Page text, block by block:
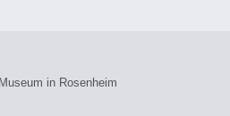
in Rosenheim